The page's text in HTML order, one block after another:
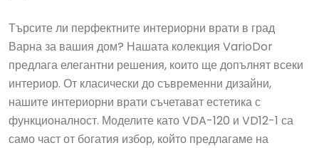
Търсите ли перфектните интериорни врати в град
Варна за вашия дом? Нашата колекция VarioDor
предлага елегантни решения, които ще допълнят всеки
интериор. От класически до съвременни дизайни,
нашите интериорни врати съчетават естетика с
функционалност. Моделите като VDA-120 и VD12-1 са
само част от богатия избор, който предлагаме на